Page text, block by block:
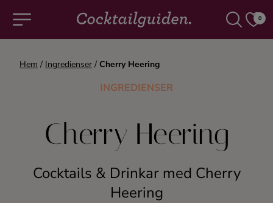
0
COCKTAILS & DRINKAR
Alkoholfritt
Champagne
Hem / Ingredienser / Cherry Heering
INGREDIENSER
Cherry Heering
Cocktails & Drinkar med Cherry
Heering